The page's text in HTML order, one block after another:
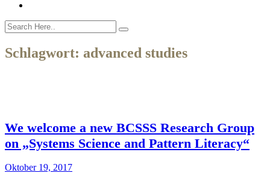
Schlagwort: advanced studies
We welcome a new BCSSS Research Group
on „Systems Science and Pattern Literacy“
Oktober 19, 2017